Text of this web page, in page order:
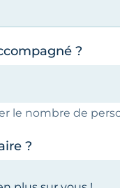
?
le nombre de
?